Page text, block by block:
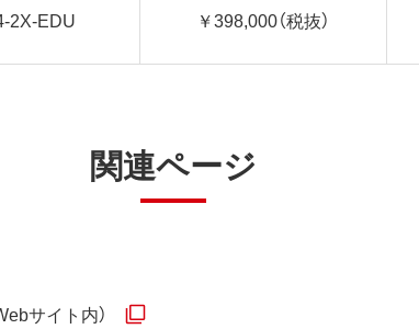
2X-EDU ￥398,000（税抜）
関連ページ
サイト内）